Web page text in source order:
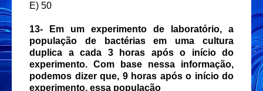
E) 50
13-
Em um experimento de laboratório, a
população de bactérias em uma cultura
duplica a cada 3 horas após o início do
experimento. Com base nessa informação,
podemos dizer que, 9 horas após o início do
experimento, essa população